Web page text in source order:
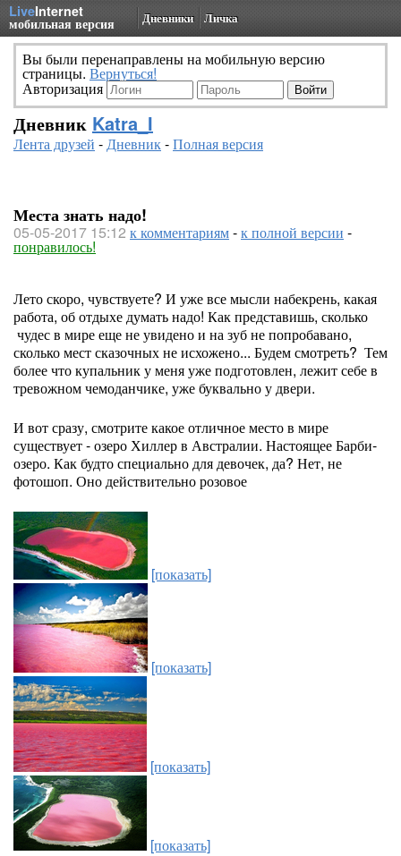
LiveInternet
мобильная версия Дневники Личка
Вы были перенаправлены на мобильную версию
страницы. Вернуться!
Авторизация
Дневник Katra_I
Лента друзей -Дневник-Полная версия
Места знать надо!
05-05-2017 15:12 к комментариям-к полной версии -
понравилось!
Лето скоро, чувствуете? И уже все мысли набекрень, какая
работа, об отдыхе думать надо! Как представишь, сколько
чудес в мире еще не увидено и на зуб не попробавано,
сколько мест сказочных не исхожено... Будем смотреть? Тем
более что купальник у меня уже подготовлен, лежит себе в
тревожном чемоданчике, уже буквально у двери.
И вот сразу, смотрите какое отличное место в мире
существует - озеро Хиллер в Австралии. Настоящее Барби-
озеро. Как будто специально для девочек, да? Нет, не
фотошоп. Оно действительно розовое
[показать]
[показать]
[показать]
[показать]